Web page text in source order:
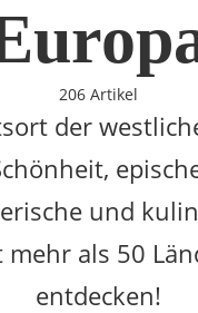
206 Artikel
der
und
als 50
entdecken!